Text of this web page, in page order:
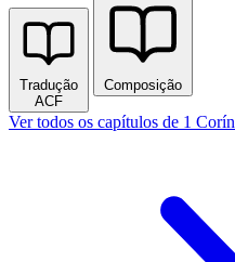
Tradução
ACF
Composição
Ver todos os capítulos de 1